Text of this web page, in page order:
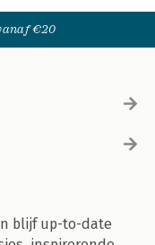
€20
blijf up-to-date